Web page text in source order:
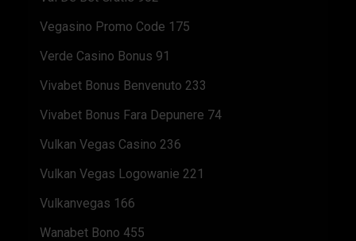
Vegasino Promo Code 175
Verde Casino Bonus 91
Vivabet Bonus Benvenuto 233
Vivabet Bonus Fara Depunere 74
Vulkan Vegas Casino 236
Vulkan Vegas Logowanie 221
Vulkanvegas 166
Wanabet Bono 455